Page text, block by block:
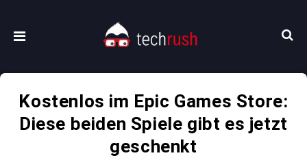
Kostenlos im Epic Games Store:
Diese beiden Spiele gibt es jetzt
geschenkt